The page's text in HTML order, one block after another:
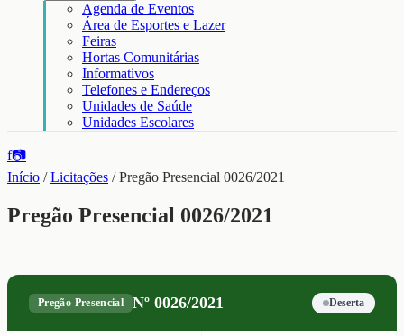
Agenda de Eventos
Área de Esportes e Lazer
Feiras
Hortas Comunitárias
Informativos
Telefones e Endereços
Unidades de Saúde
Unidades Escolares
f📷
Início /Licitações /Pregão Presencial 0026/2021
Pregão Presencial 0026/2021
Pregão Presencial Nº0026/2021 Deserta